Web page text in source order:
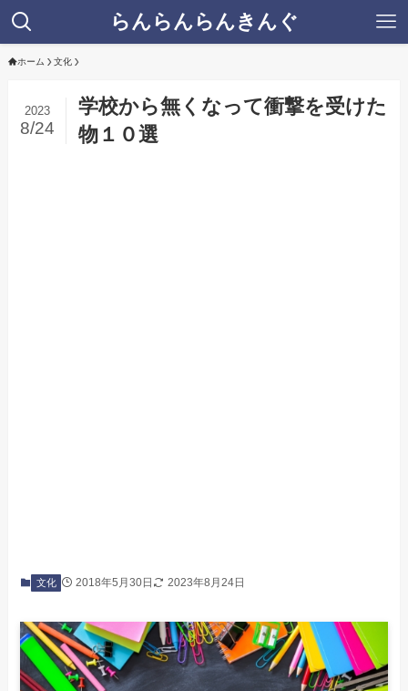
らんらんらんきんぐ
ホーム 文化
学校から無くなって衝撃を受けた
物１０選
2023
8/24
文化 2018年5月30日 2023年8月24日